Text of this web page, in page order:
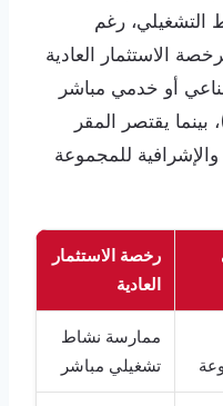
التشغيلي، رغم
الاستثمار العادية
أو خدمي مباشر
بينما يقتصر المقر
والإشرافية للمجموعة
رخصة الاستثمار
العادية
ممارسة نشاط
تشغيلي مباشر